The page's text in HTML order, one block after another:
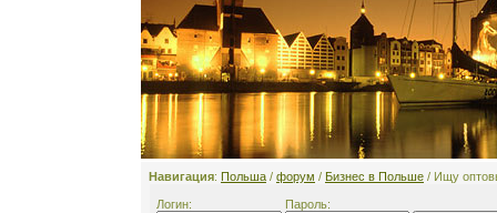
Навигация: Польша / форум / Бизнес в Польше / Ищу
Логин: Пароль: